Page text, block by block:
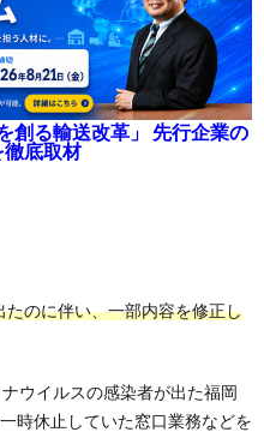
創る輸送改革」 先行企業の
底取材
のに伴い、一部内容を修正し
ウイルスの感染者が出た福岡
時休止していた窓口業務などを